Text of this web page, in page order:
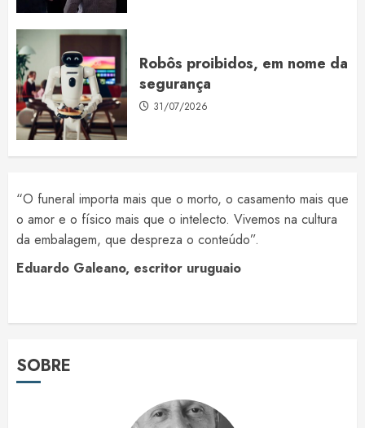
Robôs proibidos, em nome da
segurança
31/07/2026
“O funeral importa mais que o morto, o casamento mais que
o amor e o físico mais que o intelecto. Vivemos na cultura
da embalagem, que despreza o conteúdo”.
Eduardo Galeano, escritor uruguaio
SOBRE